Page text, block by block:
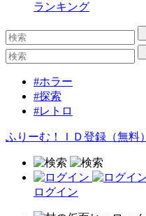
ランキング
#ホラー
#探索
#レトロ
ふりーむ！ＩＤ登録（無料）
ログイン